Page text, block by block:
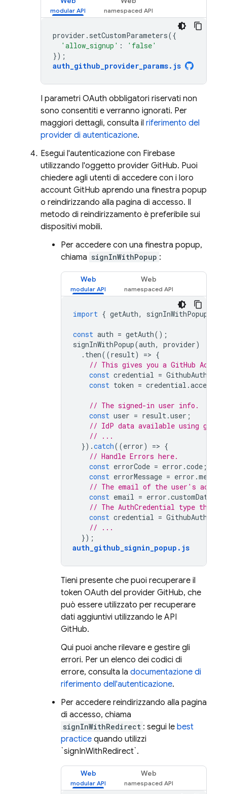
provider . setCustomParameters({
'allow_signup' :
'false'
});
auth_github_provider_params. js
I parametri OAuth obbligatori riservati non
sono consentiti e verranno ignorati. Per
maggiori dettagli, consulta il riferimento del
provider di autenticazione.
Esegui l'autenticazione con Firebase
utilizzando l'oggetto provider GitHub. Puoi
chiedere agli utenti di accedere con i loro
account GitHub aprendo una finestra popup
o reindirizzando alla pagina di accesso. Il
metodo di reindirizzamento è preferibile sui
dispositivi mobili.
Per accedere con una finestra popup,
chiama signInWithPopup :
Web Web
import { getAuth, signInWithPopup
const auth = getAuth();
signInWithPopup(auth, provider)
. then((result) => {
// This gives you a GitHub
const credential =
const token = credential .
// The signed-in user info.
const user = result.user ;
// IdP data available using
// ...
}).catch((error) => {
// Handle Errors here.
const errorCode = error .code ;
const errorMessage = error .message
// The email of the user's
const email = error .customData
// The AuthCredential type that
const credential =
// ...
});
auth_github_signin_popup . js
Tieni presente che puoi recuperare il
token OAuth del provider GitHub, che
può essere utilizzato per recuperare
dati aggiuntivi utilizzando le API
GitHub.
Qui puoi anche rilevare e gestire gli
errori. Per un elenco dei codici di
errore, consulta la documentazione di
riferimento dell'autenticazione.
Per accedere reindirizzando alla pagina
di accesso, chiama
signInWithRedirect : segui le best
practice quando utilizzi
`signInWithRedirect`.
Web Web